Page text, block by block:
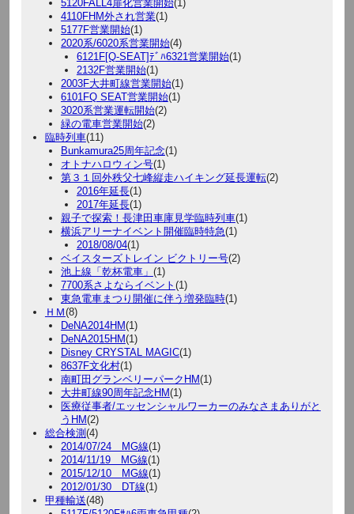
5120FALL4扉化営業開始(1)
4110FHM外され営業(1)
5177F営業開始(1)
2020系/6020系営業開始(4)
6121F[Q-SEAT]ﾃﾞﾊ6321営業開始(1)
2132F営業開始(1)
2003F大井町線営業開始(1)
6101FQ SEAT営業開始(1)
3020系営業運転開始(2)
緑の電車営業開始(2)
臨時列車(11)
Bunkamura25周年記念(1)
オトナハロウィン号(1)
第３１回外秩父七峰縦走ハイキング延長運転(2)
2016年延長(1)
2017年延長(1)
親子で探索！長津田車庫見学臨時列車(1)
横浜アリーナイベント開催臨時特急(1)
2018/08/04(1)
ベイスターズトレイン ビクトリー号(2)
池上線「乾杯電車」 (1)
7700系さよならイベント (1)
東急電車まつり開催に伴う増発臨時(1)
ＨＭ(8)
DeNA2014HM(1)
DeNA2015HM(1)
Disney CRYSTAL MAGIC(1)
8637F文化村(1)
南町田グランベリーパークHM(1)
大井町線90周年記念HM(1)
医療従事者/エッセンシャルワーカーのみなさまありがと
うHM(2)
総合検測(4)
2014/07/24 MG線(1)
2014/11/19 MG線(1)
2015/12/10 MG線(1)
2012/01/30 DT線(1)
甲種輸送(48)